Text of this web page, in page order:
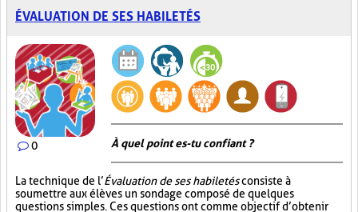
ÉVALUATION DE SES HABILETÉS
0 À quel point es-tu confiant ?
La technique de l’Évaluation de ses habiletésconsiste à
soumettre aux élèves un sondage composé de quelques
questions simples. Ces questions ont comme objectif d’obtenir